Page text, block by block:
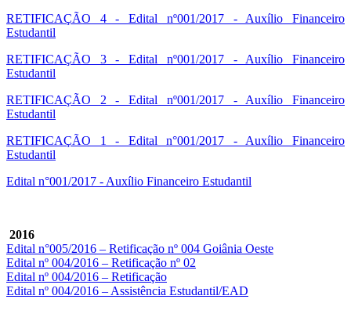
RETIFICAÇÃO 4 - Edital nº001/2017 - Auxílio Financeiro
Estudantil
RETIFICAÇÃO 3 - Edital nº001/2017 - Auxílio Financeiro
Estudantil
RETIFICAÇÃO 2 - Edital nº001/2017 - Auxílio Financeiro
Estudantil
RETIFICAÇÃO 1 - Edital n°001/2017 - Auxílio Financeiro
Estudantil
Edital n°001/2017 - Auxílio Financeiro Estudantil
2016
Edital n°005/2016 – Retificação nº 004 Goiânia Oeste
Edital nº 004/2016 – Retificação nº 02
Edital nº 004/2016 – Retificação
Edital nº 004/2016 – Assistência Estudantil/EAD